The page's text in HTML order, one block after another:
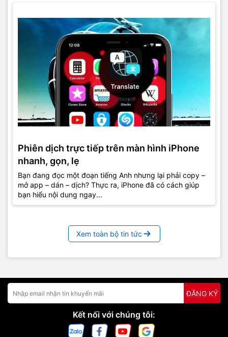
Phiên dịch trực tiếp trên màn hình iPhone
nhanh, gọn, lẹ
Bạn đang đọc một đoạn tiếng Anh nhưng lại phải copy –
mở app – dán – dịch? Thực ra, iPhone đã có cách giúp
bạn hiểu nội dung ngay...
Xem toàn bộ tin tức
ĐĂNG KÝ
Kết nối với chúng tôi: